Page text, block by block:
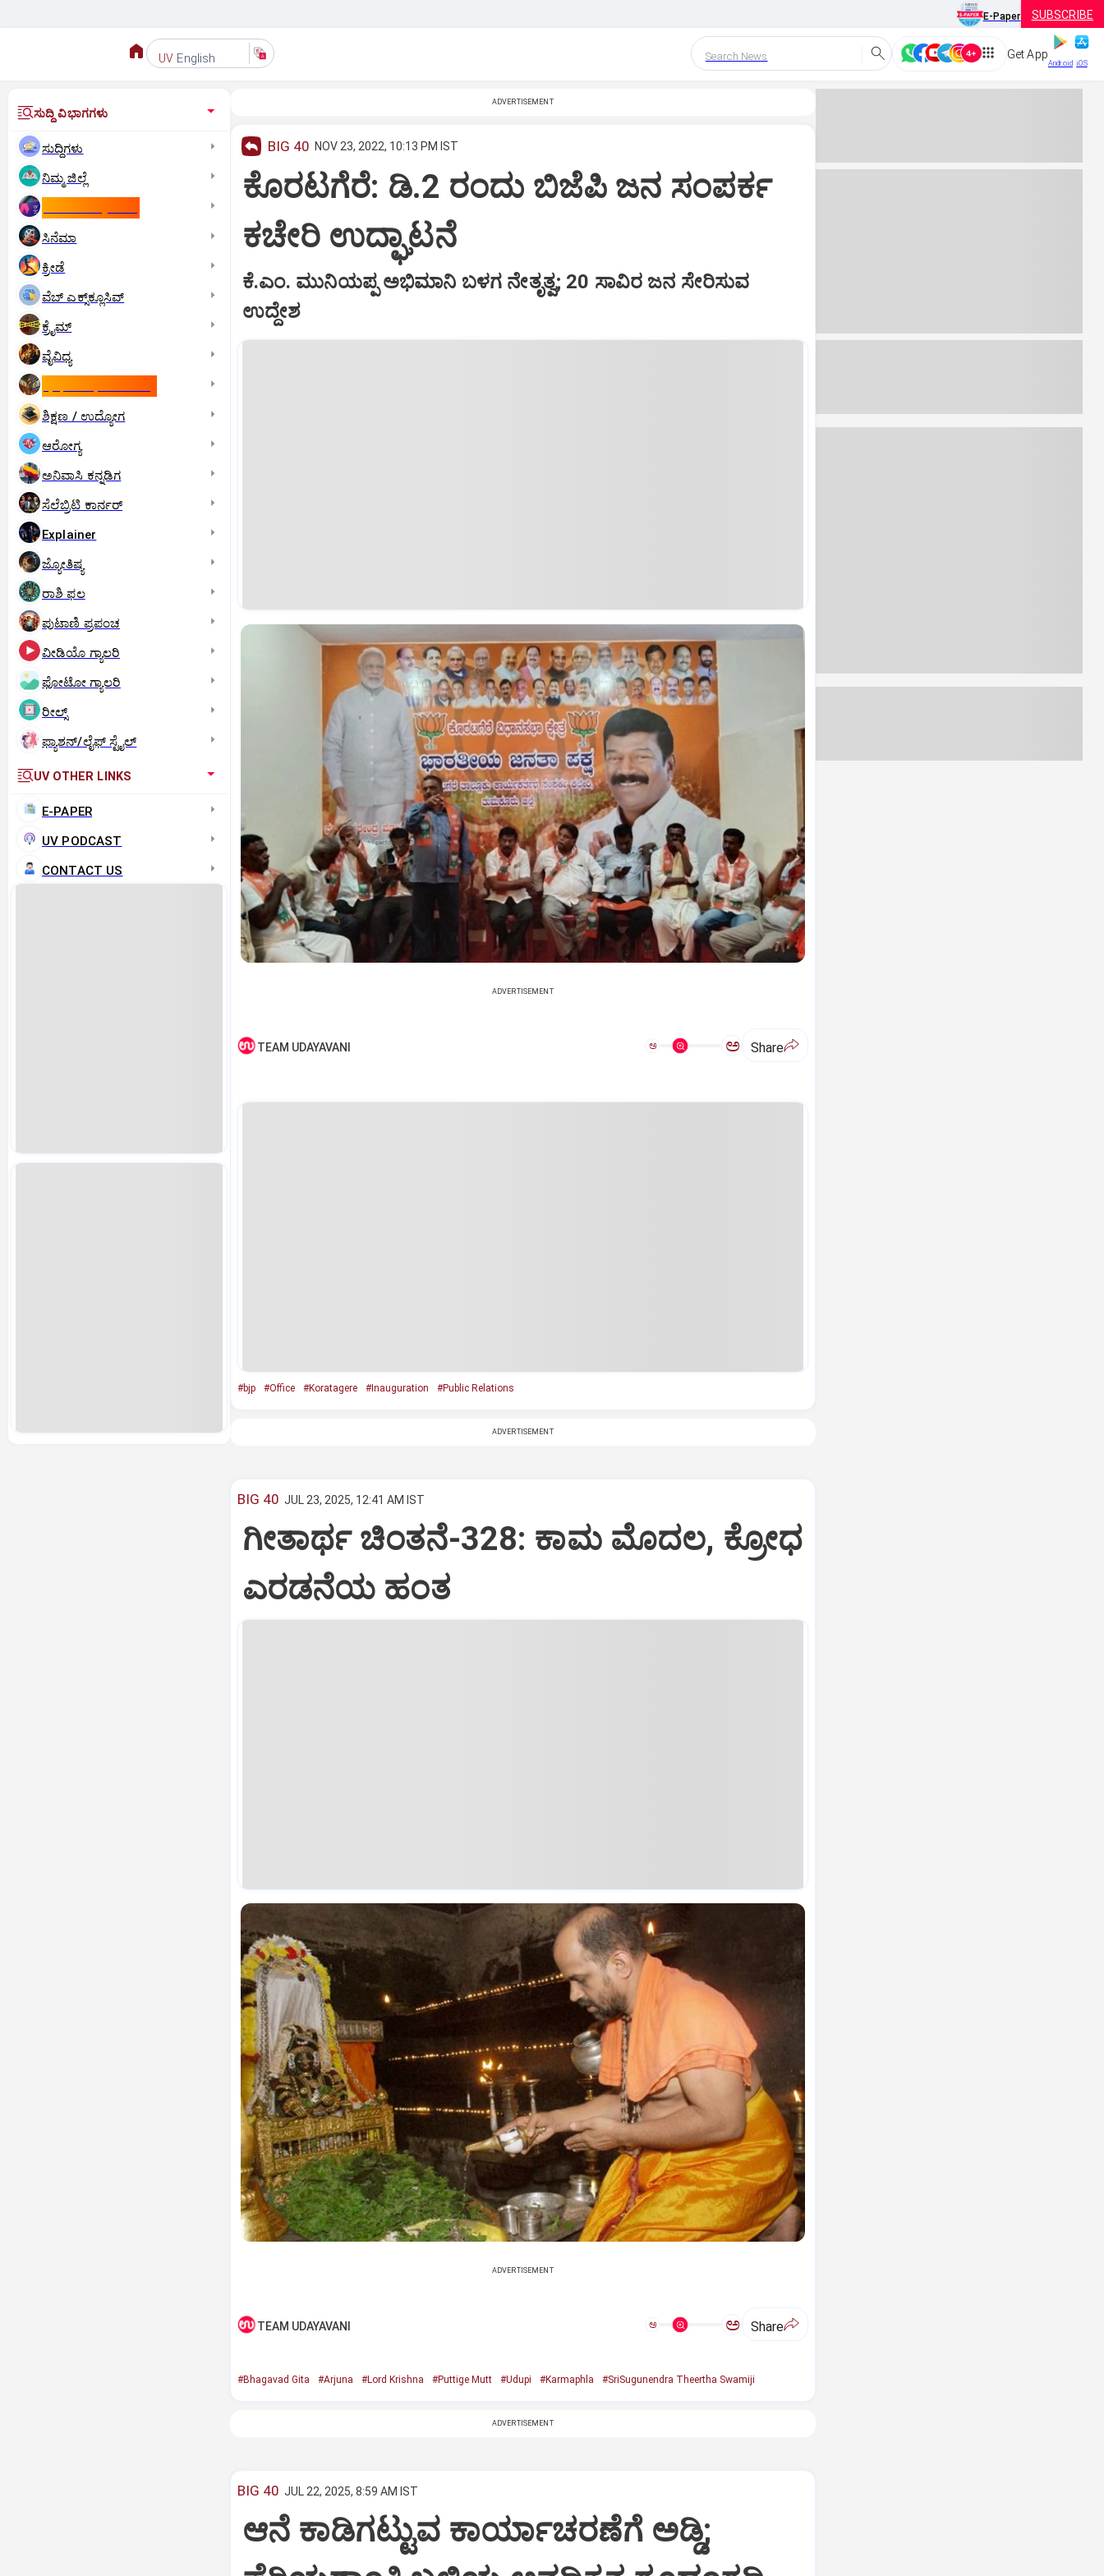
E-Paper SUBSCRIBE
UV English Search News Get App
Android iOS
ಸುದ್ದಿ ವಿಭಾಗಗಳು
ಸುದ್ದಿಗಳು
ನಿಮ್ಮ ಜಿಲ್ಲೆ
ಸಿನೆಮಾ
ಕ್ರೀಡೆ
ವೆಬ್ ಎಕ್ಸ್‌ಕ್ಲೂಸಿವ್
ಕ್ರೈಮ್
ವೈವಿಧ್ಯ
ಶಿಕ್ಷಣ / ಉದ್ಯೋಗ
ಆರೋಗ್ಯ
ಅನಿವಾಸಿ ಕನ್ನಡಿಗ
ಸೆಲೆಬ್ರಿಟಿ ಕಾರ್ನರ್‌
Explainer
ಜ್ಯೋತಿಷ್ಯ
ರಾಶಿ ಫಲ
ಪುಟಾಣಿ ಪ್ರಪಂಚ
ವೀಡಿಯೊ ಗ್ಯಾಲರಿ
ಫೋಟೋ ಗ್ಯಾಲರಿ
ರೀಲ್ಸ್
ಫ್ಯಾಶನ್/ಲೈಫ್‌ ಸ್ಟೈಲ್
UV OTHER LINKS
E-PAPER
UV PODCAST
CONTACT US
ADVERTISEMENT
BIG 40 NOV 23, 2022, 10:13 PM IST
ಕೊರಟಗೆರೆ: ಡಿ.2 ರಂದು ಬಿಜೆಪಿ ಜನ ಸಂಪರ್ಕ
ಕಚೇರಿ ಉದ್ಘಾಟನೆ
ಕೆ.ಎಂ. ಮುನಿಯಪ್ಪ ಅಭಿಮಾನಿ ಬಳಗ ನೇತೃತ್ವ; 20 ಸಾವಿರ ಜನ ಸೇರಿಸುವ
ಉದ್ದೇಶ
ADVERTISEMENT
TEAM UDAYAVANI ಅ ಅ Share
#bjp #Office #Koratagere #Inauguration #Public Relations
ADVERTISEMENT
BIG 40 JUL 23, 2025, 12:41 AM IST
ಗೀತಾರ್ಥ ಚಿಂತನೆ-328: ಕಾಮ ಮೊದಲ, ಕ್ರೋಧ
ಎರಡನೆಯ ಹಂತ
ADVERTISEMENT
TEAM UDAYAVANI ಅ ಅ Share
#Bhagavad Gita #Arjuna #Lord Krishna #Puttige Mutt #Udupi #Karmaphla #SriSugunendra Theertha Swamiji
ADVERTISEMENT
BIG 40 JUL 22, 2025, 8:59 AM IST
ಆನೆ ಕಾಡಿಗಟ್ಟುವ ಕಾರ್ಯಾಚರಣೆಗೆ ಅಡ್ಡಿ;